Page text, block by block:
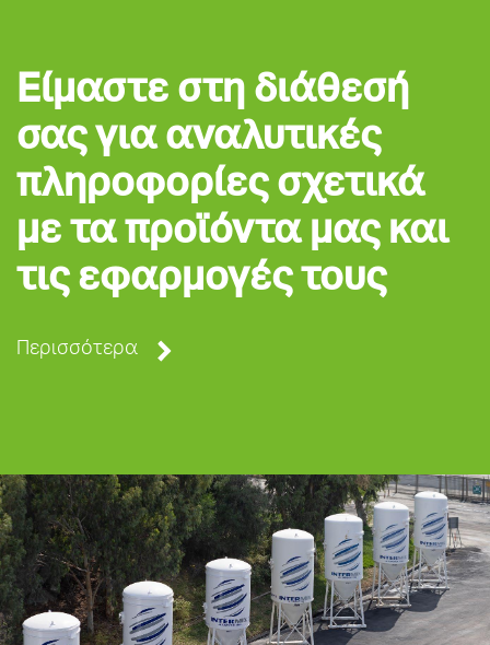
Είμαστε στη διάθεσή
σας για αναλυτικές
πληροφορίες σχετικά
με τα προϊόντα μας και
τις εφαρμογές τους
Περισσότερα